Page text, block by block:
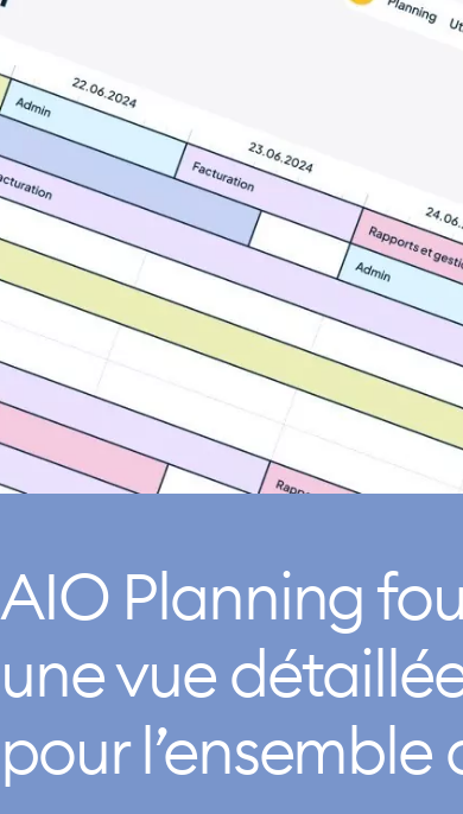
AIO Planning
une vue
pour l’ensemble